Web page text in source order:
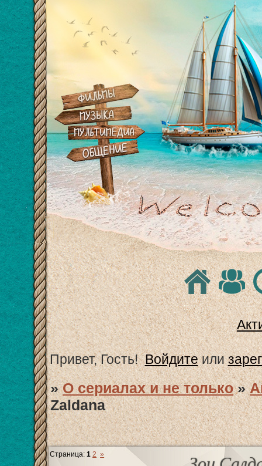
Привет, Гость! Войдитеили
»О сериалах и не только »
Zaldana
Страница:1 2 »